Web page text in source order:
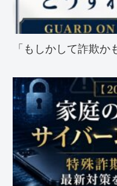
「もしかして詐欺か